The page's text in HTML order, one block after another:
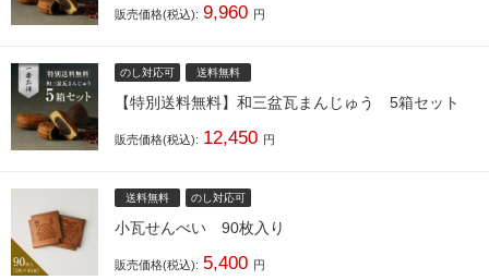
販売価格(税込): 9,960 円
のし対応可 送料無料
【特別送料無料】和三盆瓦まんじゅう 5箱セット
販売価格(税込): 12,450 円
送料無料 のし対応可
小瓦せんべい 90枚入り
販売価格(税込): 5,400 円